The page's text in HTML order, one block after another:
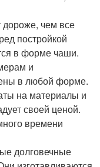
чем все
постройкой
в форме чаши.
и
в любой форме.
на материалы и
своей ценой.
времени
долговечные